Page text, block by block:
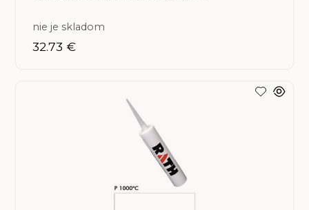
nie je skladom
32.73 €